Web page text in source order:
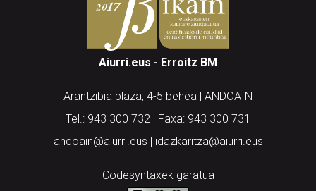
Aiurri.eus - Erroitz BM
Arantzibia plaza, 4-5 behea | ANDOAIN
Tel.: 943 300 732 | Faxa: 943 300 731
andoain@aiurri.eus | idazkaritza@aiurri.eus
Codesyntaxek garatua